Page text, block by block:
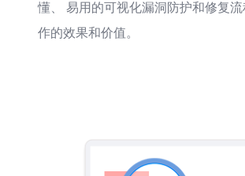
懂、 易用的可视化漏洞防护和修复
作的效果和价值。